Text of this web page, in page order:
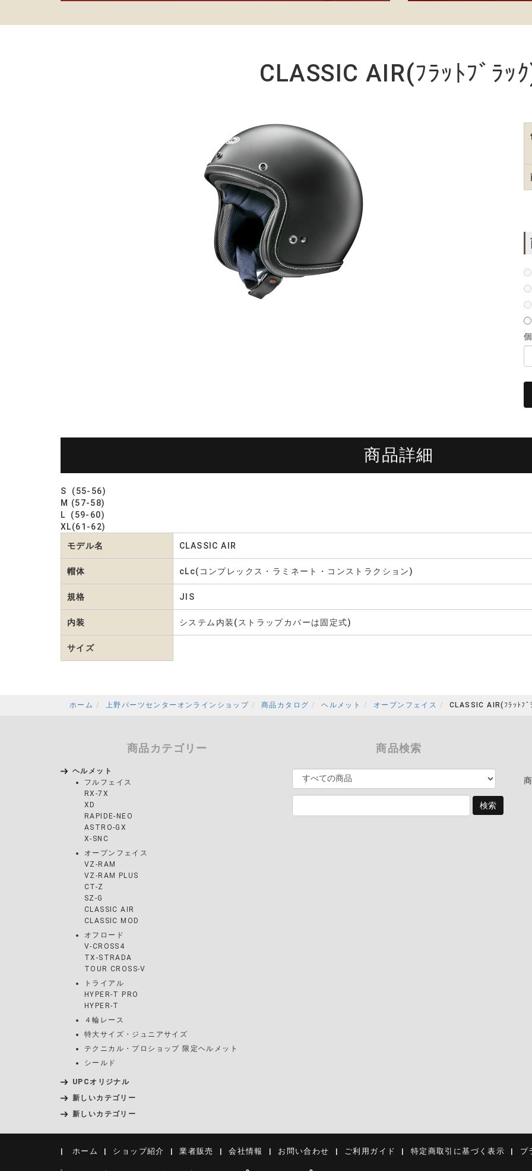
CLASSIC AIR(ﾌﾗｯﾄﾌﾞﾗｯ
商品詳細
S (55-56)
M (57-58)
L (59-60)
XL(61-62)
モデル名
CLASSIC AIR
帽体 cLc(コンプレックス・ラミネート・コンストラクション)
規格 JIS
内装 システム内装(ストラップカバーは固定式)
サイズ
ホーム 上野パーツセンターオンラインショップ 商品カタログ ヘルメット オープンフェイス CLASSIC AIR(ﾌﾗｯﾄﾌﾞ
商品カテゴリー
ヘルメット
フルフェイス
RX-7X
XD
RAPIDE-NEO
ASTRO-GX
X-SNC
オープンフェイス
VZ-RAM
VZ-RAM PLUS
CT-Z
SZ-G
CLASSIC AIR
CLASSIC MOD
オフロード
V-CROSS4
TX-STRADA
TOUR CROSS-V
トライアル
HYPER-T PRO
HYPER-T
４輪レース
特大サイズ・ジュニアサイズ
テクニカル・プロショップ 限定ヘルメット
シールド
UPCオリジナル
新しいカテゴリー
新しいカテゴリー
商品検索
ホーム ショップ紹介 業者販売 会社情報 お問い合わせ ご利用ガイド 特定商取引に基づく表示 プ